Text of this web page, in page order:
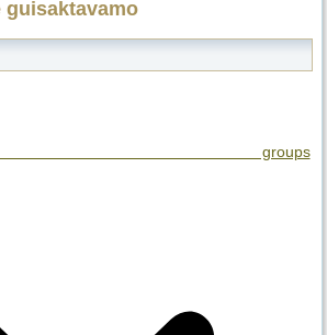
guisaktavamo